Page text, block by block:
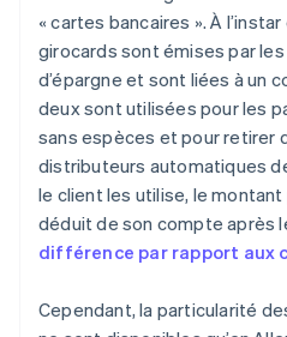
« cartes bancaires ». À
girocards sont émises par
d’épargne et sont liées à un
deux sont utilisées pour les
sans espèces et pour retirer
distributeurs automatiques
le client les utilise, le
déduit de son compte après
différence par rapport aux
Cependant, la particularité